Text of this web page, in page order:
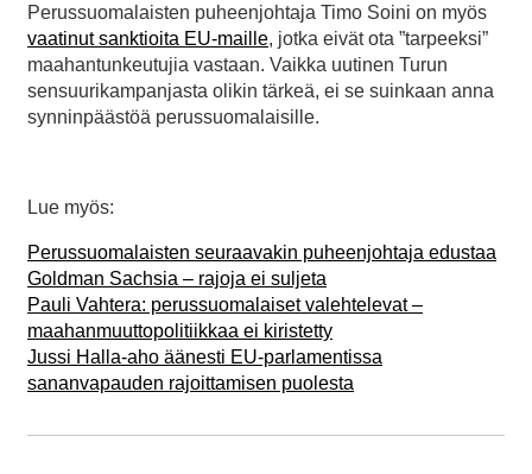
Perussuomalaisten puheenjohtaja Timo Soini on myös
vaatinut sanktioita EU-maille, jotka eivät ota ”tarpeeksi”
maahantunkeutujia vastaan. Vaikka uutinen Turun
sensuurikampanjasta olikin tärkeä, ei se suinkaan anna
synninpäästöä perussuomalaisille.
Lue myös:
Perussuomalaisten seuraavakin puheenjohtaja edustaa
Goldman Sachsia – rajoja ei suljeta
Pauli Vahtera: perussuomalaiset valehtelevat –
maahanmuuttopolitiikkaa ei kiristetty
Jussi Halla-aho äänesti EU-parlamentissa
sananvapauden rajoittamisen puolesta